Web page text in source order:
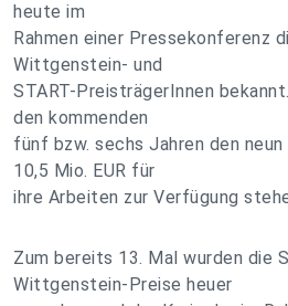
heute im
Rahmen einer Pressekonferenz
Wittgenstein- und
START-PreisträgerInnen
den kommenden
fünf bzw. sechs Jahren den
10,5 Mio. EUR für
ihre Arbeiten zur Verfügung
Zum bereits 13. Mal wurden die
Wittgenstein-Preise heuer